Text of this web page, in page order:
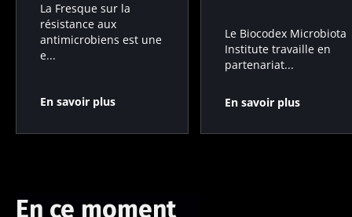
La Fresque sur la
résistance aux
antimicrobiens est une
e...
En savoir plus
Le Biocodex Microbiota
Institute travaille en
partenariat...
En savoir plus
En ce moment